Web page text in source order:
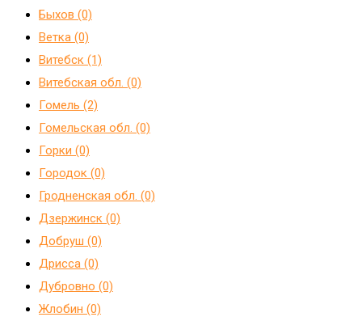
Быхов (0)
Ветка (0)
Витебск (1)
Витебская обл. (0)
Гомель (2)
Гомельская обл. (0)
Горки (0)
Городок (0)
Гродненская обл. (0)
Дзержинск (0)
Добруш (0)
Дрисса (0)
Дубровно (0)
Жлобин (0)